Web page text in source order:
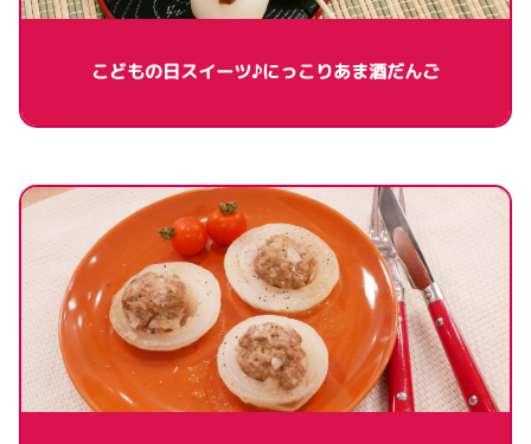
こどもの日スイーツ♪にっこりあま酒だんご